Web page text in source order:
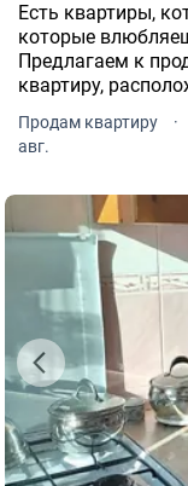
Есть квартиры,
которые
Предлагаем к
квартиру,
идеальное
Продам квартиру ·
авг.